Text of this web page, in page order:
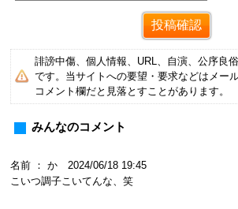
誹謗中傷、個人情報、URL、自演、公序良
です。当サイトへの要望・要求などはメー
コメント欄だと見落とすことがあります。
みんなのコメント
名前 ： か 2024/06/18 19:45
こいつ調子こいてんな、笑